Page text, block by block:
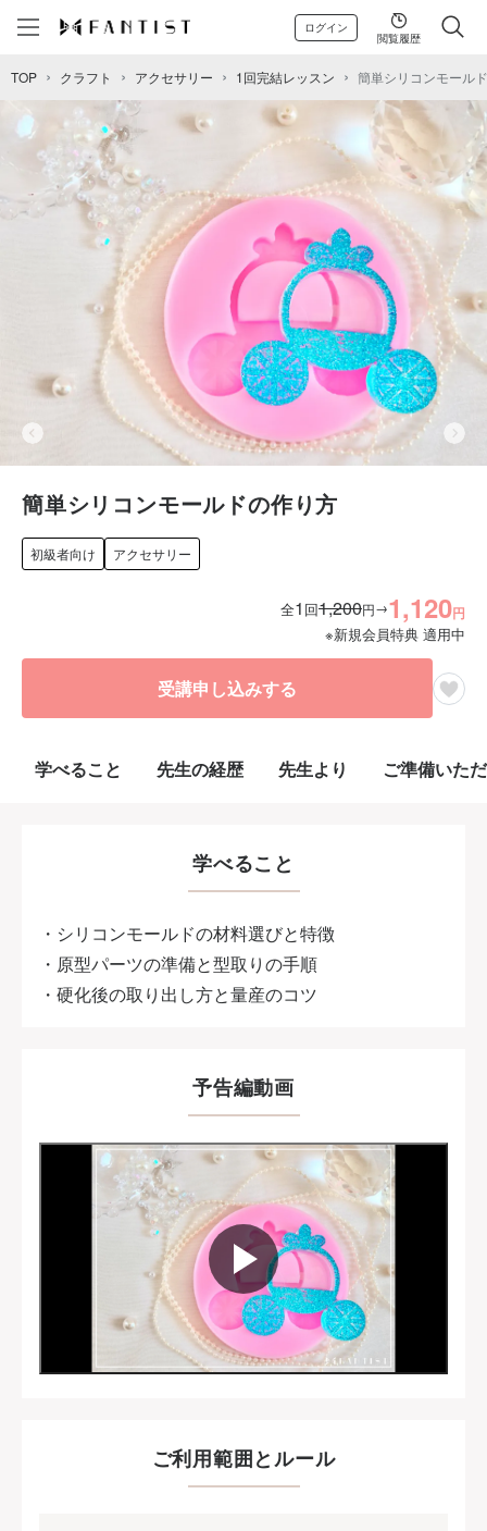
ログイン
閲覧履歴
TOP クラフト アクセサリー 1回完結レッスン 簡単シリコンモール
簡単シリコンモールドの作り方
初級者向け アクセサリー
全1 回1,200円→1,120円
※新規会員特典 適用中
受講申し込みする
学べること 先生の経歴 先生より ご準備いた
学べること
・シリコンモールドの材料選びと特徴
・原型パーツの準備と型取りの手順
・硬化後の取り出し方と量産のコツ
予告編動画
ご利用範囲とルール